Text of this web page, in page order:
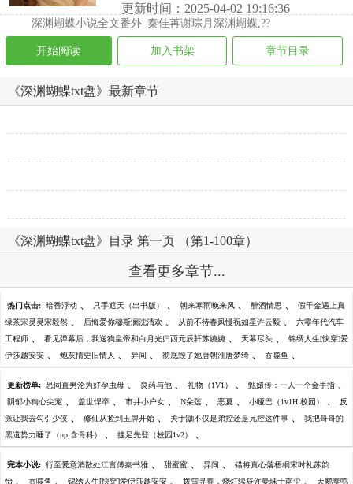
更新时间：2025-04-02 19:16:36
深渊蝴蝶小说全文番外_秦佳苒谢琮月深渊蝴蝶,??
开始阅读 加入书架 章节目录
《深渊蝴蝶txt盘》最新章节
《深渊蝴蝶txt盘》目录 第一页 （第1-100章）
查看更多章节...
热门点击: 暗香浮动 、 只手遮天（出书版） 、 朝来寒雨晚来风 、 醉酒情思 、 假千金遇上真
绿茶宋灵灵宋毅然 、 后悔爱你穆斯澜沈清欢 、 从前不待春风慢祝如星许云毅 、 六零年代汽车
工程师 、 看见弹幕后，我送狗皇帝和白月光归西元辰轩苏婉婉 、 天幕尽头 、 锦绣人生[快穿]爱
伊莎越安安 、 炮灰情史旧情人 、 异间 、 彻底毁了她唐朝淮唐梦绮 、 吞噬鱼 、
更新榜单: 恐同直男沦为好孕虫母 、 良药与他 、 礼物（1V1） 、 甄嬛传：一人一个金手指 、
阴郁小狗心尖宠 、 盖世悍卒 、 市井小户女 、 N朵莲 、 恶夏 、 小哑巴（1v1H 校园） 、 反
派让我去勾引少侠 、 修仙从捡到玉牌开始 、 关于鼬不仅是弟控还是兄控这件事 、 我把哥哥的
黑道势力睡了（np 含骨科） 、 捷足先登（校园1v2） 、
完本小说: 行至爱意消散处江言傅秦书雅 、 甜蜜蜜 、 异间 、 错将真心落梧桐宋时礼苏韵
怡 、 吞噬鱼 、 锦绣人生[快穿]爱伊莎越安安 、 拨雪寻春，烧灯续昼许曼珠于南尘 、 天鹅奏鸣